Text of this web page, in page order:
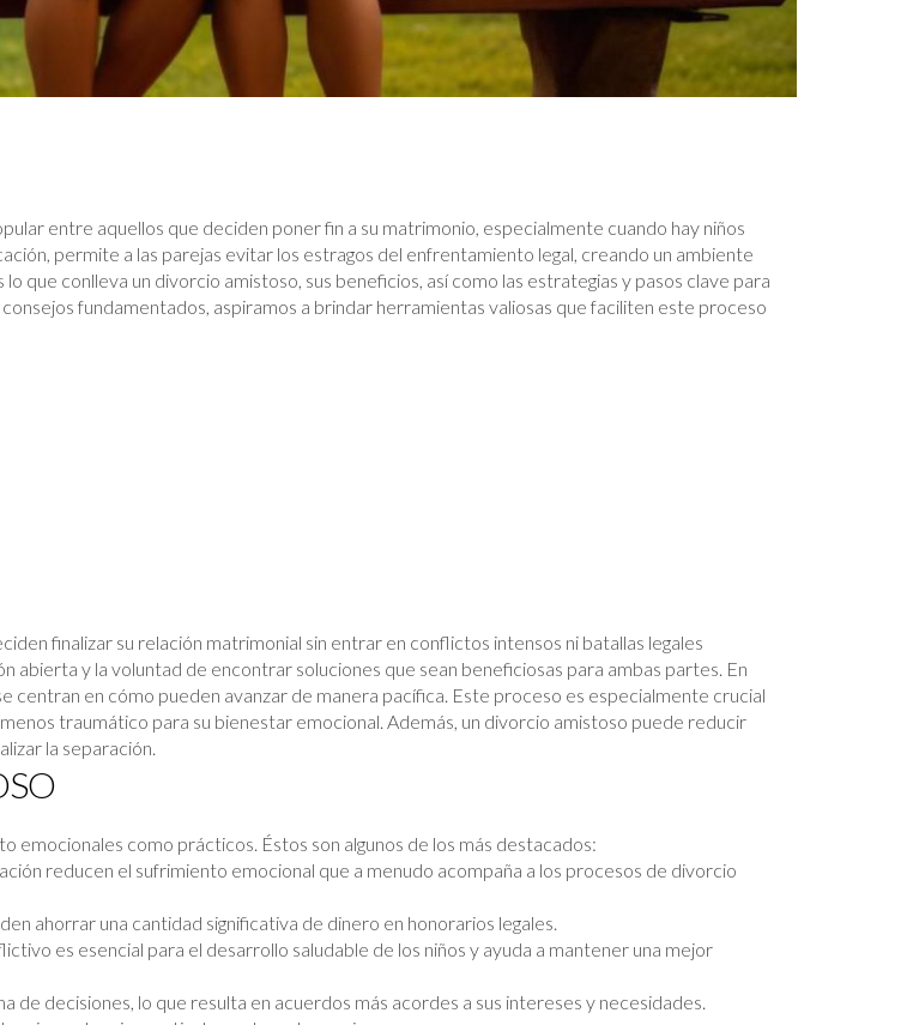
entre aquellos que deciden poner fin a su matrimonio, especialmente cuando hay niños
permite a las parejas evitar los estragos del enfrentamiento legal, creando un ambiente
que conlleva un divorcio amistoso, sus beneficios, así como las estrategias y pasos clave para
fundamentados, aspiramos a brindar herramientas valiosas que faciliten este proceso
finalizar su relación matrimonial sin entrar en conflictos intensos ni batallas legales
abierta y la voluntad de encontrar soluciones que sean beneficiosas para ambas partes. En
centran en cómo pueden avanzar de manera pacífica. Este proceso es especialmente crucial
traumático para su bienestar emocional. Además, un divorcio amistoso puede reducir
la separación.
como prácticos. Éstos son algunos de los más destacados:
reducen el sufrimiento emocional que a menudo acompaña a los procesos de divorcio
ahorrar una cantidad significativa de dinero en honorarios legales.
es esencial para el desarrollo saludable de los niños y ayuda a mantener una mejor
de decisiones, lo que resulta en acuerdos más acordes a sus intereses y necesidades.